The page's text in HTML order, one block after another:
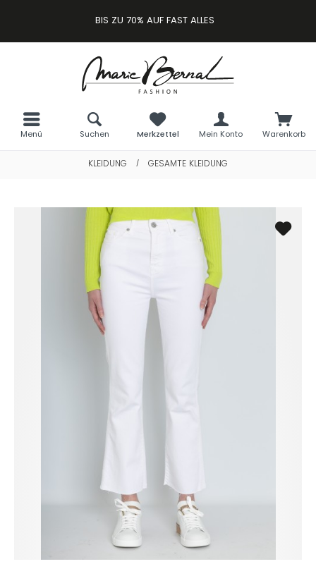
BIS ZU 70% AUF FAST ALLES
Menü Warenkorb
Merkzettel Mein Konto
Suchen
KLEIDUNG / GESAMTE KLEIDUNG